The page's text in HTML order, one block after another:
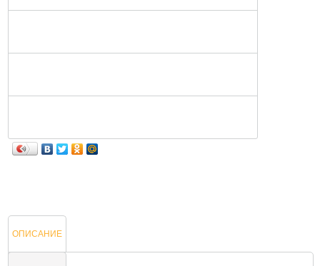
ОПИСАНИЕ